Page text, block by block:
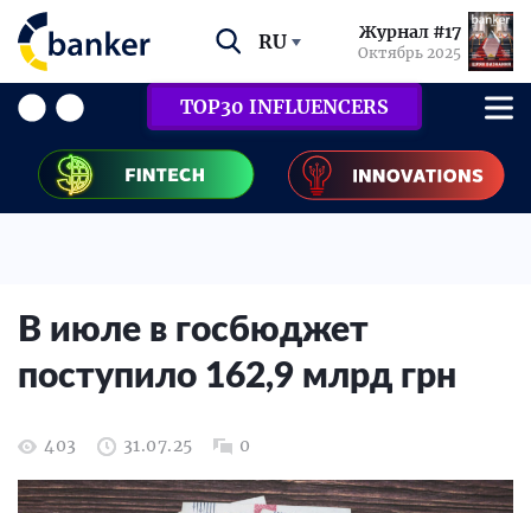
RU Журнал #17
Октябрь 2025
TOP30 INFLUENCERS
В июле в госбюджет
поступило 162,9 млрд грн
403 31.07.25 0